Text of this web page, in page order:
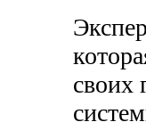
своих